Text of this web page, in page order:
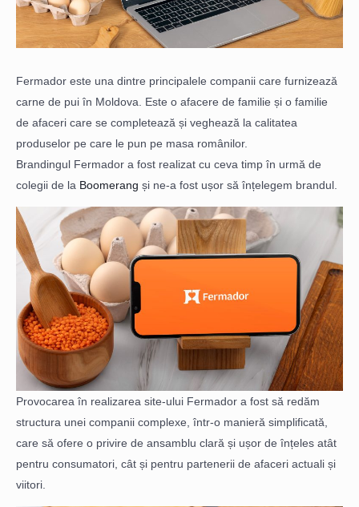
Fermador este una dintre principalele companii care furnizează
carne de pui în Moldova. Este o afacere de familie și o familie
de afaceri care se completează și veghează la calitatea
produselor pe care le pun pe masa românilor.
Brandingul Fermador a fost realizat cu ceva timp în urmă de
colegii de la Boomerang și ne-a fost ușor să înțelegem brandul.
Provocarea în realizarea site-ului Fermador a fost să redăm
structura unei companii complexe, într-o manieră simplificată,
care să ofere o privire de ansamblu clară și ușor de înțeles atât
pentru consumatori, cât și pentru partenerii de afaceri actuali și
viitori.